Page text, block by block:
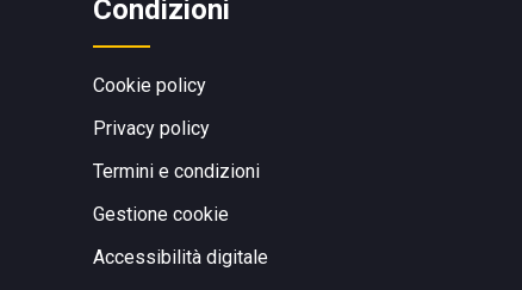
Condizioni
Cookie policy
Privacy policy
Termini e condizioni
Gestione cookie
Accessibilità digitale